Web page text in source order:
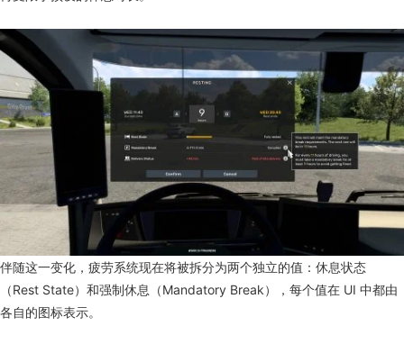
伴随这一变化，疲劳系统现在将被拆分为两个独立的值：休息状态
（Rest State）和强制休息（Mandatory Break），每个值在 UI 中都由
各自的图标表示。